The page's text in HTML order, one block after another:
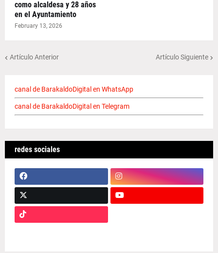
como alcaldesa y 28 años
en el Ayuntamiento
February 13, 2026
Artículo Anterior Artículo Siguiente
canal de BarakaldoDigital en WhatsApp
canal de BarakaldoDigital en Telegram
redes sociales